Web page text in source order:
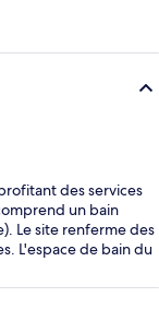
des services
un bain
Le site renferme des
L'espace de bain du